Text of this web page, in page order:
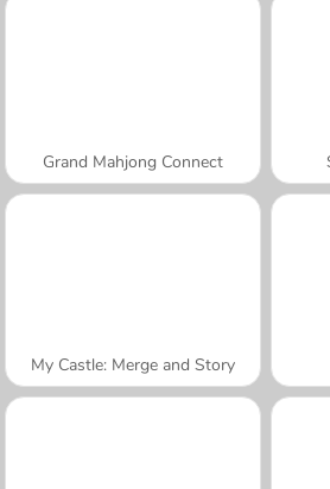
Grand Mahjong Connect
My Castle: Merge and Story